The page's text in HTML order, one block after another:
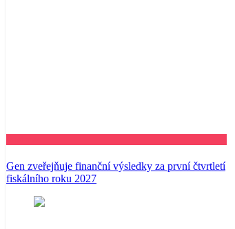
Gen zveřejňuje finanční výsledky za první čtvrtletí
fiskálního roku 2027